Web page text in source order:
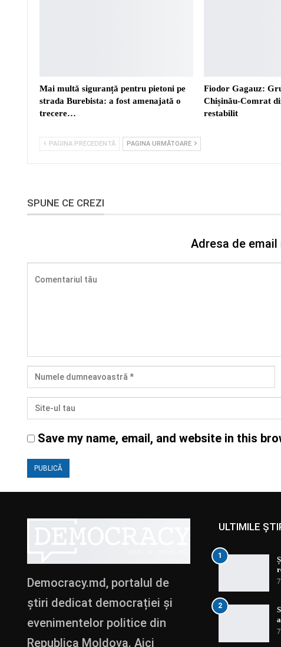
Mai multă siguranță pentru pietoni pe
strada Burebista: a fost amenajată o
trecere…
Fiodor Gagauz:
Chișinău-Comrat
restabilit
PAGINA PRECEDENTĂ PAGINA URMĂTOARE
SPUNE CE CREZI
Adresa de
Save my name, email, and website in this
Democracy.md, portalul de
știri dedicat democrației și
evenimentelor politice din
Republica Moldova. Aici
ULTIMILE
1
2